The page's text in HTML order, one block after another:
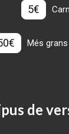
5€
Més
de